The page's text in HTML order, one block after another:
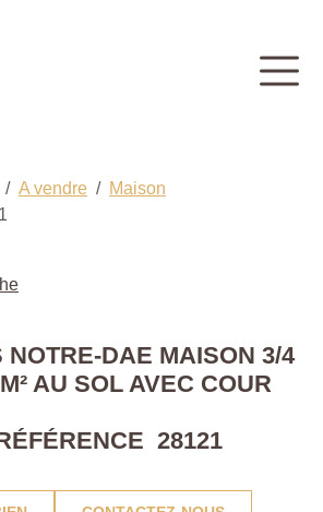
A vendre
Maison
DAE MAISON 3/4
AU SOL AVEC COUR
28121